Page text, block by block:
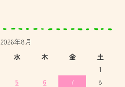
2026年8月
水 木 金 土
1
5 6 7
8